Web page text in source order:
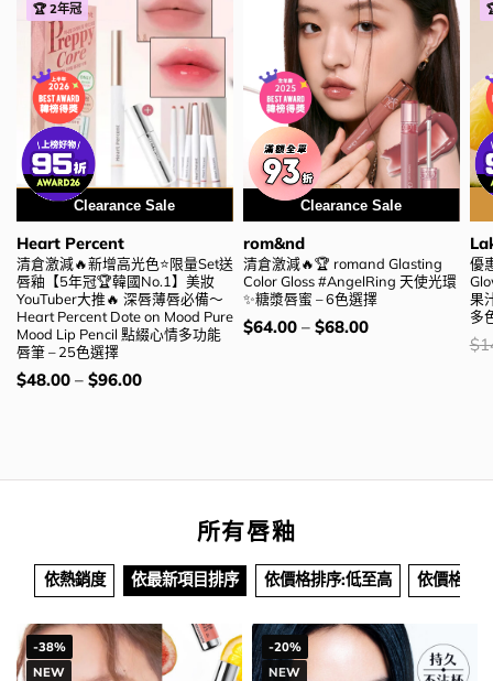
🏆 2年冠
用優惠劵 再減5%
Clearance Sale
Heart Percent
清倉激減🔥新增高光色⭐限量Set送
唇釉【5年冠🏆韓國No.1】美妝
YouTuber大推🔥 深唇薄唇必備～
Heart Percent Dote on Mood Pure
Mood Lip Pencil 點綴心情多功能
唇筆 – 25色選擇
價
$48.00– $96.00
Clearance Sale
rom&nd
清倉激減🔥🏆 romand Glasting
Color Gloss #AngelRing 天使光環
✨糖漿唇蜜 – 6色選擇
價
$64.00– $68.00
優
果
多
價
$
所有唇釉
依熱銷度 依最新項目排序 依價格排序:低至高 依價格排
-38%
NEW
-20%
NEW